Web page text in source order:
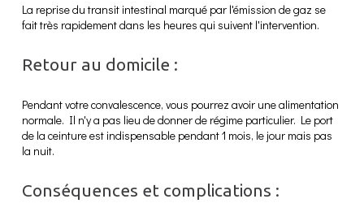
La reprise du transit intestinal marqué par l'émission de gaz se
fait très rapidement dans les heures qui suivent l'intervention.
Retour au domicile :
Pendant votre convalescence, vous pourrez avoir une alimentation
normale. Il n'y a pas lieu de donner de régime particulier. Le port
de la ceinture est indispensable pendant 1 mois, le jour mais pas
la nuit.
Conséquences et complications :